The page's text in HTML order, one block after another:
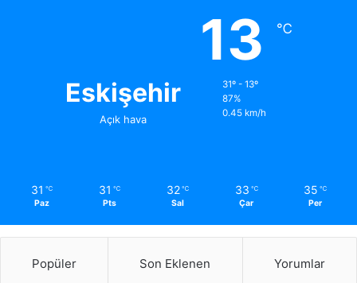
Eskişehir
Açık hava
13 ℃
31º - 13º
87%
0.45 km/h
31 ℃
Paz
31 ℃
Pts
32 ℃
Sal
33 ℃
Çar
35 ℃
Per
Popüler Son Eklenen Yorumlar